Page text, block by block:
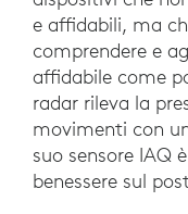
e affidabili, ma
comprendere e
affidabile come
radar rileva la
movimenti con
suo sensore IAQ
benessere sul